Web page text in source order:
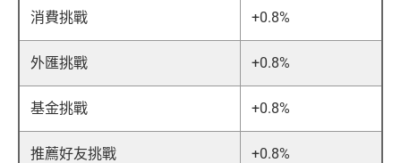
消費挑戰 +0.8%
外匯挑戰 +0.8%
基金挑戰 +0.8%
推薦好友挑戰 +0.8%